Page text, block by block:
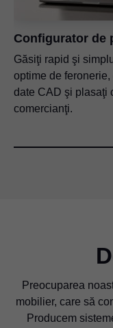
Configurator de
Găsiţi rapid şi
optime de feronerie,
date CAD şi plasaţi
comercianţi.
Preocuparea
mobilier, care să
Producem